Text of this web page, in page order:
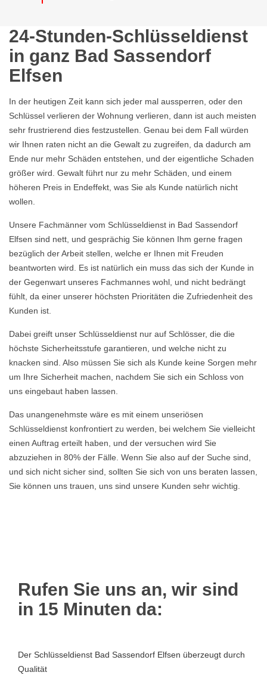
24-Stunden-Schlüsseldienst
in ganz Bad Sassendorf
Elfsen
In der heutigen Zeit kann sich jeder mal aussperren, oder den
Schlüssel verlieren der Wohnung verlieren, dann ist auch meisten
sehr frustrierend dies festzustellen. Genau bei dem Fall würden
wir Ihnen raten nicht an die Gewalt zu zugreifen, da dadurch am
Ende nur mehr Schäden entstehen, und der eigentliche Schaden
größer wird. Gewalt führt nur zu mehr Schäden, und einem
höheren Preis in Endeffekt, was Sie als Kunde natürlich nicht
wollen.
Unsere Fachmänner vom Schlüsseldienst in Bad Sassendorf
Elfsen sind nett, und gesprächig Sie können Ihm gerne fragen
bezüglich der Arbeit stellen, welche er Ihnen mit Freuden
beantworten wird. Es ist natürlich ein muss das sich der Kunde in
der Gegenwart unseres Fachmannes wohl, und nicht bedrängt
fühlt, da einer unserer höchsten Prioritäten die Zufriedenheit des
Kunden ist.
Dabei greift unser Schlüsseldienst nur auf Schlösser, die die
höchste Sicherheitsstufe garantieren, und welche nicht zu
knacken sind. Also müssen Sie sich als Kunde keine Sorgen mehr
um Ihre Sicherheit machen, nachdem Sie sich ein Schloss von
uns eingebaut haben lassen.
Das unangenehmste wäre es mit einem unseriösen
Schlüsseldienst konfrontiert zu werden, bei welchem Sie vielleicht
einen Auftrag erteilt haben, und der versuchen wird Sie
abzuziehen in 80% der Fälle. Wenn Sie also auf der Suche sind,
und sich nicht sicher sind, sollten Sie sich von uns beraten lassen,
Sie können uns trauen, uns sind unsere Kunden sehr wichtig.
Rufen Sie uns an, wir sind
in 15 Minuten da:
Der Schlüsseldienst Bad Sassendorf Elfsen überzeugt durch
Qualität